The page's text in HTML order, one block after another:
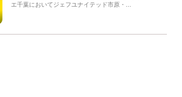
エ千葉においてジェフユナイテッド市原・...